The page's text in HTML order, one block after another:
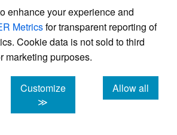
enhance your experience and
Metricsfor transparent reporting of
Cookie data is not sold to third
marketing purposes.
Customize
≫
Allow all
cookies
la Primera Conferencia
la Mujer, organizada por la
Naciones Unidas (ONU) y
Ciudad de México, es
mesa sobre lesbianismo
262;Simonetto 20